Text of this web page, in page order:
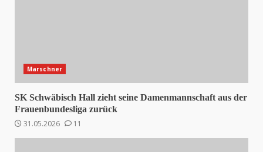
Marschner
SK Schwäbisch Hall zieht seine Damenmannschaft aus der
Frauenbundesliga zurück
31.05.2026
11